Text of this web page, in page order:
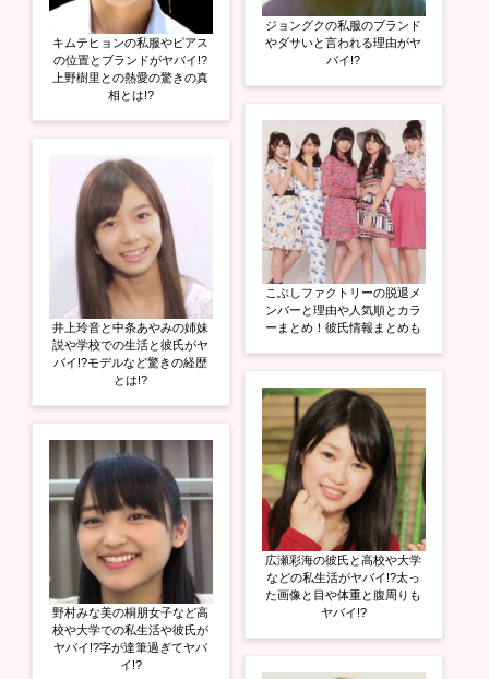
キムテヒョンの私服やピアス
の位置とブランドがヤバイ!?
上野樹里との熱愛の驚きの真
相とは!?
井上玲音と中条あやみの姉妹
説や学校での生活と彼氏がヤ
バイ!?モデルなど驚きの経歴
とは!?
野村みな美の桐朋女子など高
校や大学での私生活や彼氏が
ヤバイ!?字が達筆過ぎてヤバ
イ!?
ジョングクの私服のブランド
やダサいと言われる理由がヤ
バイ!?
こぶしファクトリーの脱退メ
ンバーと理由や人気順とカラ
ーまとめ！彼氏情報まとめも
広瀬彩海の彼氏と高校や大学
などの私生活がヤバイ!?太っ
た画像と目や体重と腹周りも
ヤバイ!?